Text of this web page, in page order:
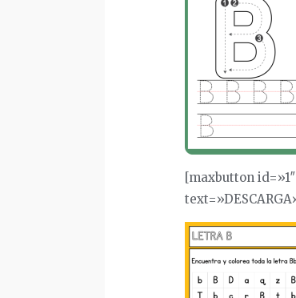
[maxbutton